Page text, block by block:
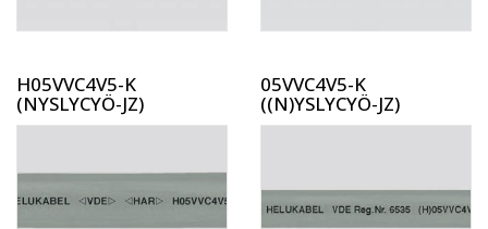
H05VVC4V5-K
(NYSLYCYÖ-JZ)
05VVC4V5-K
((N)YSLYCYÖ-JZ)